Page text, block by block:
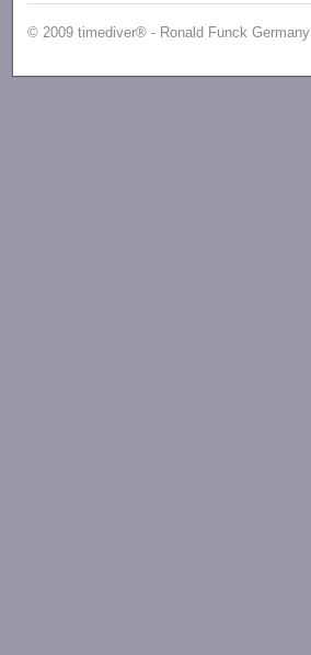
© 2009 timediver® - Ronald Funck Germany